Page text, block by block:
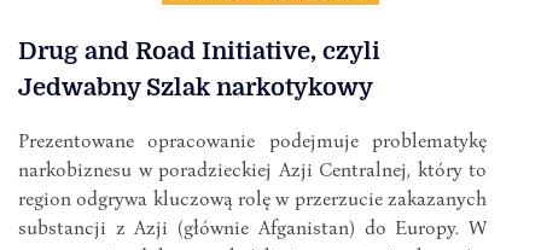
Drug and Road Initiative, czyli
Jedwabny Szlak narkotykowy
Prezentowane opracowanie podejmuje problematykę
narkobiznesu w poradzieckiej Azji Centralnej, który to
region odgrywa kluczową rolę w przerzucie zakazanych
substancji z Azji (głównie Afganistan) do Europy. W